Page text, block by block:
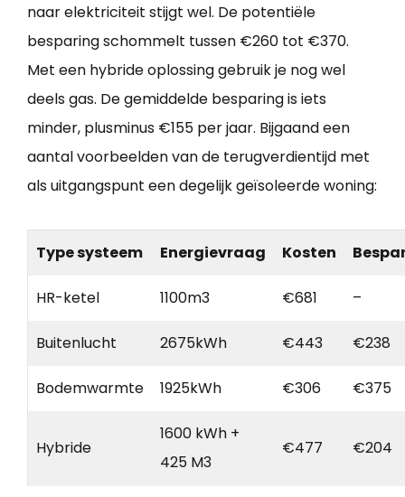
naar elektriciteit stijgt wel. De potentiële
besparing schommelt tussen €260 tot €370.
Met een hybride oplossing gebruik je nog wel
deels gas. De gemiddelde besparing is iets
minder, plusminus €155 per jaar. Bijgaand een
aantal voorbeelden van de terugverdientijd met
als uitgangspunt een degelijk geïsoleerde woning:
Type systeem Energievraag Kosten
HR-ketel 1100m3 €681 –
Buitenlucht 2675kWh €443 €238
Bodemwarmte 1925kWh €306 €375
Hybride
1600 kWh +
425 M3
€477 €204